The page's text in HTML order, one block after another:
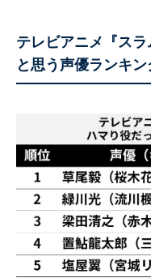
テレビアニメ『ス
と思う声優ランキン